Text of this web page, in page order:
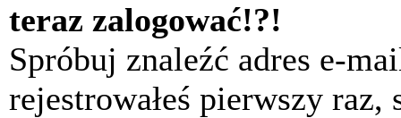
teraz zalogować!?!
Spróbuj znaleźć adres e-
rejestrowałeś pierwszy